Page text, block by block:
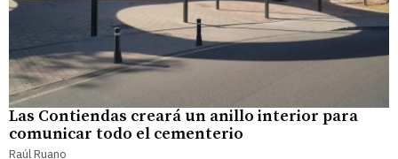
Las Contiendas creará un anillo interior para
comunicar todo el cementerio
Raúl Ruano